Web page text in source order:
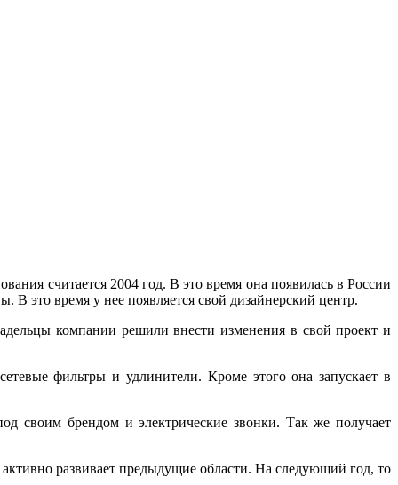
считается 2004 год. В это время она появилась в России
это время у нее появляется свой дизайнерский центр.
компании решили внести изменения в свой проект и
фильтры и удлинители. Кроме этого она запускает в
своим брендом и электрические звонки. Так же получает
развивает предыдущие области. На следующий год, то